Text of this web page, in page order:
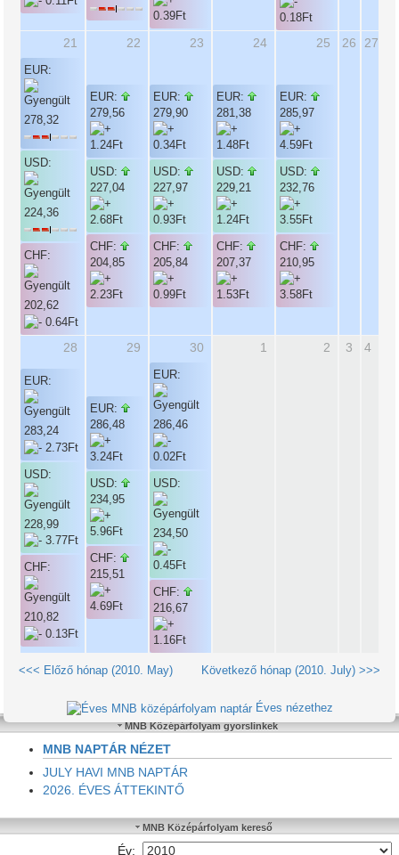
21
EUR:
278,32
USD:
224,36
CHF:
202,62
22
EUR:
279,56
USD:
227,04
CHF:
204,85
23
EUR:
279,90
USD:
227,97
CHF:
205,84
24
EUR:
281,38
USD:
229,21
CHF:
207,37
25
EUR:
285,97
USD:
232,76
CHF:
210,95
26 27
28
EUR:
283,24
USD:
228,99
CHF:
210,82
29
EUR:
286,48
USD:
234,95
CHF:
215,51
30
EUR:
286,46
USD:
234,50
CHF:
216,67
1 2 3 4
<<< Előző hónap (2010. May) Következő hónap (2010. July) >>>
Éves nézethez
MNB Középárfolyam gyorslinkek
MNB NAPTÁR NÉZET
JULY HAVI MNB NAPTÁR
2026. ÉVES ÁTTEKINTŐ
MNB Középárfolyam kereső
Év: